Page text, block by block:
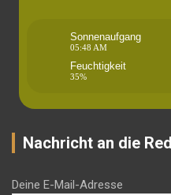
Sonnenaufgang
05:48 AM
Feuchtigkeit
35%
Nachricht an die
Deine E-Mail-Adresse